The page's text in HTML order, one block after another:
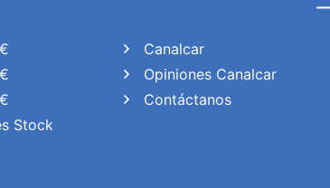
Stock
Canalcar
Opiniones Canalcar
Contáctanos